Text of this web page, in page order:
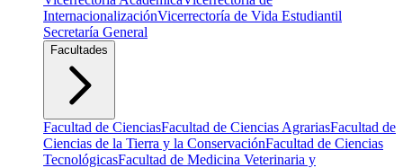
InternacionalizaciónVicerrectoría de Vida Estudiantil
Secretaría General
Facultades
Facultad de CienciasFacultad de Ciencias AgrariasFacultad de
Ciencias de la Tierra y la ConservaciónFacultad de Ciencias
TecnológicasFacultad de Medicina Veterinaria y